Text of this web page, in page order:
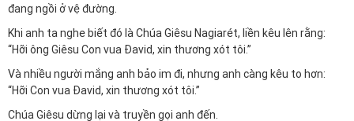
đang ngồi ở vệ đường.
Khi anh ta nghe biết đó là Chúa Giêsu Nagiarét, liền kêu lên rằng:
“Hỡi ông Giêsu Con vua Đavid, xin thương xót tôi.”
Và nhiều người mắng anh bảo im đi, nhưng anh càng kêu to hơn:
“Hỡi Con vua Đavid, xin thương xót tôi.”
Chúa Giêsu dừng lại và truyền gọi anh đến.